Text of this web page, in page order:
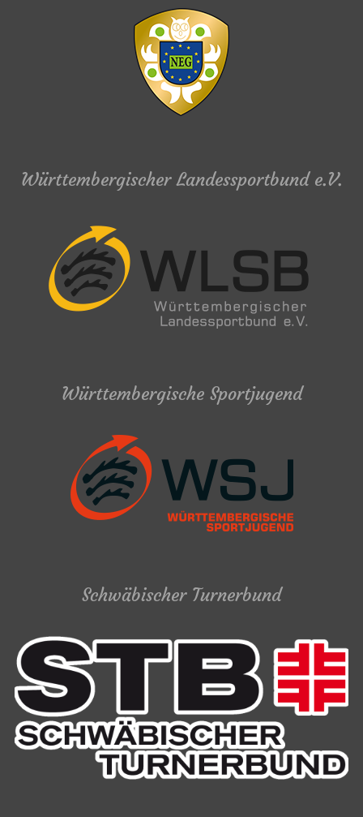
Württembergischer Landessportbund e.V.
Württembergische Sportjugend
Schwäbischer Turnerbund